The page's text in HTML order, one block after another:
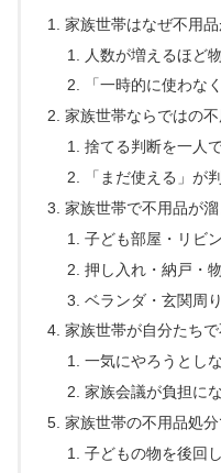
家族世帯はなぜ不用
人数が増えるほど
「一時的に使わな
家族世帯ならではの
捨てる判断を一人
「まだ使える」が
家族世帯で不用品が
子ども部屋・リビ
押し入れ・納戸・
ベランダ・玄関周り
家族世帯が自分たち
一気にやろうとし
家族会議が負担に
家族世帯の不用品処
子どもの物を後回